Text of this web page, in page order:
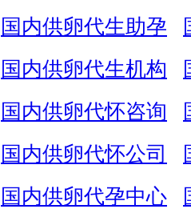
国内供卵代生助孕
国内供卵代生机构
国内供卵代怀咨询
国内供卵代怀公司
国内供卵代孕中心